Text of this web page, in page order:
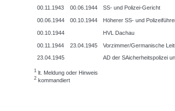
00.11.1943 00.06.1944 SS- und Polizei-Gericht
00.06.1944 00.10.1944 Höherer SS- und
00.10.1944 HVL Dachau
00.11.1944 23.04.1945 Vorzimmer/Germanische
23.04.1945 AD der SAicherheitspolizei
1 lt. Meldung oder Hinweis
2 kommandiert